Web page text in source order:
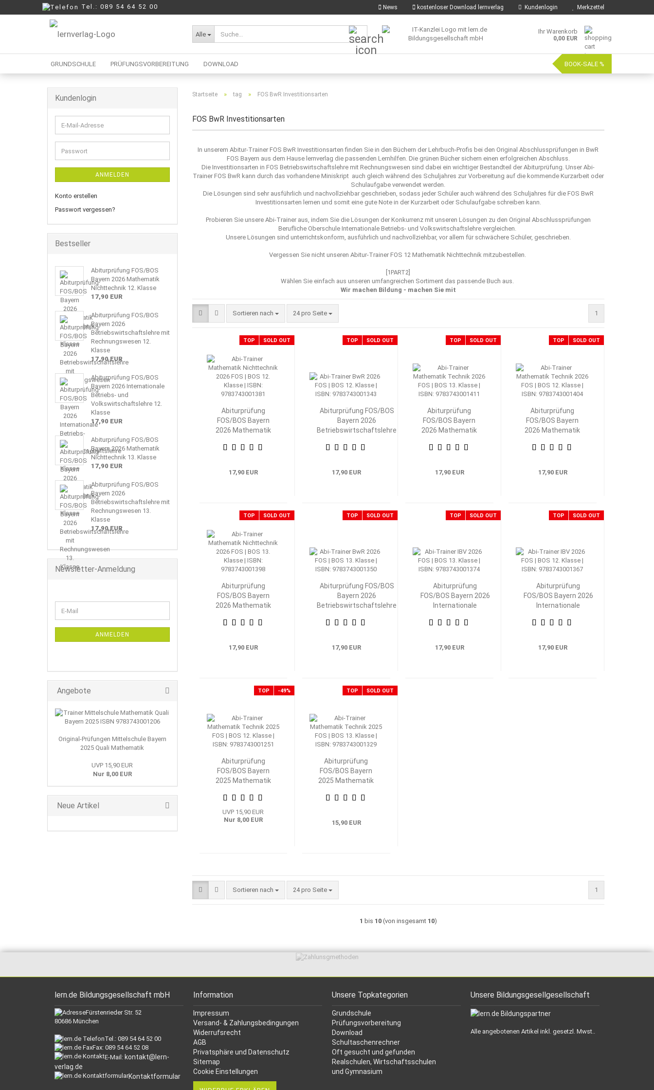
News kostenloser Download lernverlag Kundenlogin Merkzettel
Tel.: 089 54 64 52 00
Alle
Suche... Ihr Warenkorb
0,00 EUR
GRUNDSCHULE PRÜFUNGSVORBEREITUNG
Mittelschule
DOWNLOAD BOOK-SALE %
Startseite » tag » FOS BwR Investitionsarten
FOS BwR Investitionsarten
In unserem Abitur-Trainer FOS BwR Investitionsarten finden Sie in den Büchern der Lehrbuch-Profis bei den Original Abschlussprüfungen in BwR
FOS Bayern aus dem Hause lernverlag die passenden Lernhilfen. Die grünen Bücher sichern einen erfolgreichen Abschluss.
Die Investitionsarten in FOS Betriebswirtschaftslehre mit Rechnungswesen sind dabei ein wichtiger Bestandteil der Abiturprüfung. Unser Abi-
Trainer FOS BwR kann durch das vorhandene Miniskript auch gleich während des Schuljahres zur Vorbereitung auf die kommende Kurzarbeit oder
Schulaufgabe verwendet werden.
Die Lösungen sind sehr ausführlich und nachvollziehbar geschrieben, sodass jeder Schüler auch während des Schuljahres für die FOS BwR
Investitionsarten lernen und somit eine gute Note in der Kurzarbeit oder Schulaufgabe schreiben kann.
Probieren Sie unsere Abi-Trainer aus, indem Sie die Lösungen der Konkurrenz mit unseren Lösungen zu den Original Abschlussprüfungen
Berufliche Oberschule Internationale Betriebs- und Volkswirtschaftslehre vergleichen.
Unsere Lösungen sind unterrichtskonform, ausführlich und nachvollziehbar, vor allem für schwächere Schüler, geschrieben.
Vergessen Sie nicht unseren Abitur-Trainer FOS 12 Mathematik Nichttechnik mitzubestellen.
[1PART2]
Wählen Sie einfach aus unseren umfangreichen Sortiment das passende Buch aus.
Wir machen Bildung - machen Sie mit
Sortieren nach
Sortieren nach 24 pro Seite
pro Seite 1
TOP SOLD OUT
Abiturprüfung
FOS/BOS Bayern
2026 Mathematik
Klasse
17,90 EUR
TOP SOLD OUT
Abiturprüfung FOS/BOS
Bayern 2026
Betriebswirtschaftslehre
Klasse
17,90 EUR
TOP SOLD OUT
Abiturprüfung
FOS/BOS Bayern
2026 Mathematik
17,90 EUR
TOP SOLD OUT
Abiturprüfung
FOS/BOS Bayern
2026 Mathematik
17,90 EUR
TOP SOLD OUT
Abiturprüfung
FOS/BOS Bayern
2026 Mathematik
Klasse
17,90 EUR
TOP SOLD OUT
Abiturprüfung FOS/BOS
Bayern 2026
Betriebswirtschaftslehre
Klasse
17,90 EUR
TOP SOLD OUT
Abiturprüfung
FOS/BOS Bayern 2026
Internationale
Volkswirtschaftslehre
17,90 EUR
TOP SOLD OUT
Abiturprüfung
FOS/BOS Bayern 2026
Internationale
Volkswirtschaftslehre
17,90 EUR
TOP -49%
Abiturprüfung
FOS/BOS Bayern
2025 Mathematik
UVP 15,90 EUR
Nur 8,00 EUR
TOP SOLD OUT
Abiturprüfung
FOS/BOS Bayern
2025 Mathematik
15,90 EUR
Sortieren nach
Sortieren nach 24 pro Seite
pro Seite 1
1 bis 10(von insgesamt 10)
Kundenlogin
E-
Mail-
Adresse
Passwort
ANMELDEN
Konto erstellen
Passwort vergessen?
Bestseller
Abiturprüfung FOS/BOS
Bayern 2026 Mathematik
Nichttechnik 12. Klasse
17,90 EUR
Abiturprüfung FOS/BOS
Bayern 2026
Betriebswirtschaftslehre mit
Rechnungswesen 12.
Klasse
17,90 EUR
Abiturprüfung FOS/BOS
Bayern 2026 Internationale
Betriebs- und
Volkswirtschaftslehre 12.
Klasse
17,90 EUR
Abiturprüfung FOS/BOS
Bayern 2026 Mathematik
Nichttechnik 13. Klasse
17,90 EUR
Abiturprüfung FOS/BOS
Bayern 2026
Betriebswirtschaftslehre mit
Rechnungswesen 13.
Klasse
17,90 EUR
Newsletter-Anmeldung
ZUR
E-
Mail
ANMELDEN
Angebote
Original-Prüfungen Mittelschule Bayern
2025 Quali Mathematik
UVP 15,90 EUR
Nur 8,00 EUR
Neue Artikel
lern.de Bildungsgesellschaft mbH
Fürstenrieder Str. 52
80686 München
Tel.: 089 54 64 52 00
Fax: 089 54 64 52 08
E-Mail: kontakt@lern-
verlag.de
Kontaktformular
Information
Impressum
Versand- & Zahlungsbedingungen
Widerrufsrecht
AGB
Privatsphäre und Datenschutz
Sitemap
Cookie Einstellungen
Unsere Topkategorien
Grundschule
Prüfungsvorbereitung
Download
Schultaschenrechner
Oft gesucht und gefunden
Realschulen, Wirtschaftsschulen
und Gymnasium
Unsere Bildungsgesellgesellschaft
Alle angebotenen Artikel inkl. gesetzl. Mwst..